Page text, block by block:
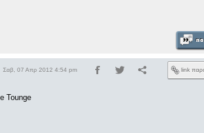
Σαβ, 07 Απρ 2012 4:54 pm link